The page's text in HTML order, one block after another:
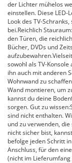
der Lichter mühelos
einstellen. Diese
Look des TV-
bei.Reichlich
den Türen, die
Bücher, DVDs und
sowohl als TV-
ihn auch mit anderen
Wohnwand zu
Wand montieren, um
kannst du deine
sorgen. Gut zu
sind nicht enthalten.
und zu verwenden,
nicht sicher bist,
befolge jeden Schritt
Anschluss, für den
(nicht im